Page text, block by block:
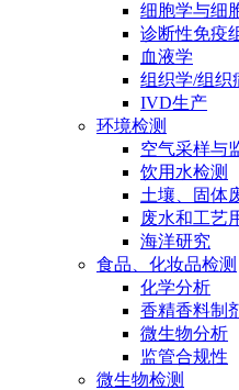
细胞学与细
诊断性免疫
血液学
组织学/组织
IVD生产
环境检测
空气采样与
饮用水检测
土壤、固体
废水和工艺
海洋研究
食品、化妆品检测
化学分析
香精香料制
微生物分析
监管合规性
微生物检测